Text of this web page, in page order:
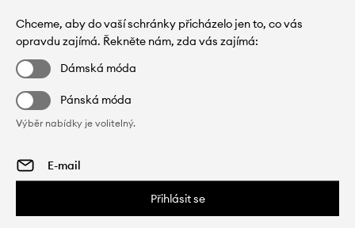
Chceme, aby do vaší schránky přicházelo jen to, co vás
opravdu zajímá. Řekněte nám, zda vás zajímá:
Dámská móda
Pánská móda
Výběr nabídky je volitelný.
Přihlásit se